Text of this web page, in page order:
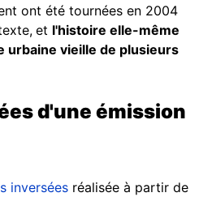
ont été tournées en 2004
et l'histoire elle-même
urbaine vieille de plusieurs
d'une émission
inversées réalisée à partir de